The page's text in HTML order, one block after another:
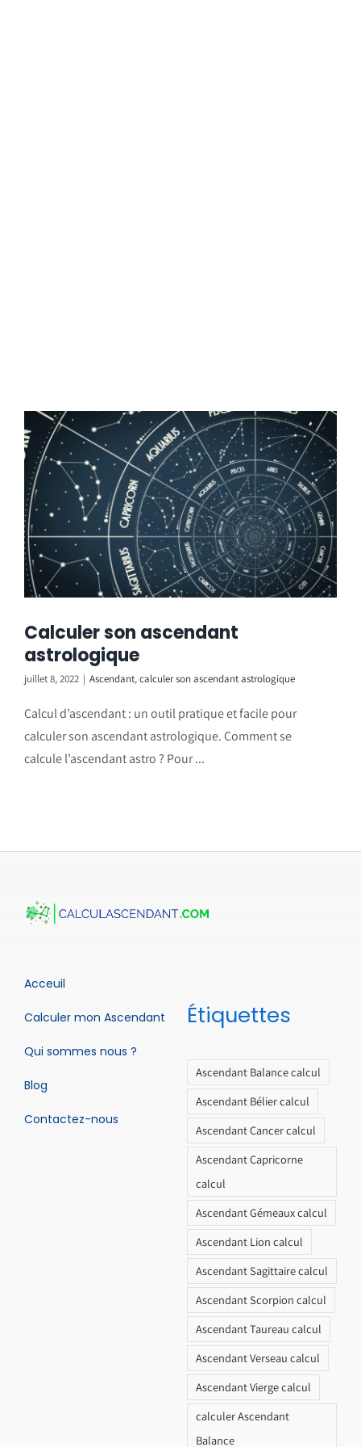
Calculer son ascendant
astrologique
juillet 8, 2022 | Ascendant,calculer son ascendant astrologique
Calcul d’ascendant : un outil pratique et facile pour
calculer son ascendant astrologique. Comment se
calcule l’ascendant astro ? Pour ...
Acceuil
Calculer mon Ascendant
Qui sommes nous ?
Blog
Contactez-nous
Étiquettes
Ascendant Balance calcul
Ascendant Bélier calcul
Ascendant Cancer calcul
Ascendant Capricorne
calcul
Ascendant Gémeaux calcul
Ascendant Lion calcul
Ascendant Sagittaire calcul
Ascendant Scorpion calcul
Ascendant Taureau calcul
Ascendant Verseau calcul
Ascendant Vierge calcul
calculer Ascendant
Balance